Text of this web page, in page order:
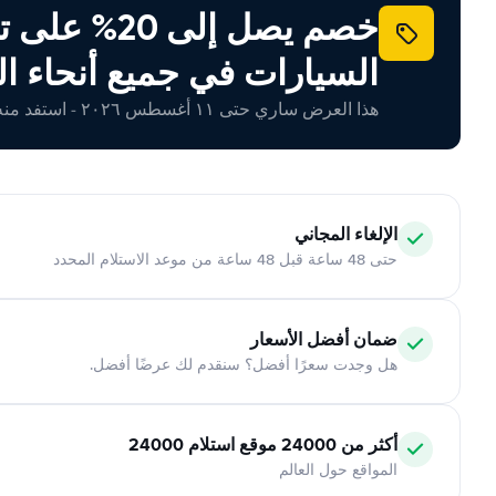
خصم يصل إلى 20%
السيارات في جميع أنحاء
هذا العرض ساري حتى ١١ أغسطس ٢٠٢٦ - استفد منه اليوم!
الإلغاء المجاني
حتى 48 ساعة قبل 48 ساعة من موعد الاستلام المحدد
ضمان أفضل الأسعار
هل وجدت سعرًا أفضل؟ سنقدم لك عرضًا أفضل.
أكثر من 24000 موقع استلام 24000
المواقع حول العالم